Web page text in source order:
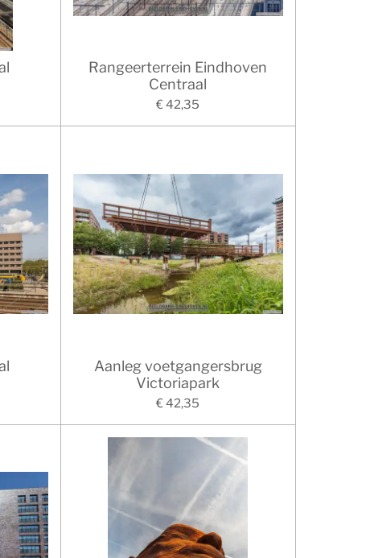
Rangeerterrein Eindhoven
Centraal
€ 42,35
Aanleg voetgangersbrug
Victoriapark
€ 42,35